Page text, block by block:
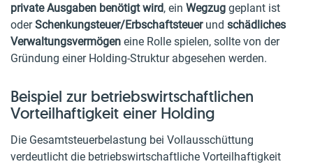
private Ausgaben benötigt wird, ein Wegzug geplant ist
oderSchenkungsteuer/Erbschaftsteuerund schädliches
Verwaltungsvermögen eine Rolle spielen, sollte von der
Gründung einer Holding-Struktur abgesehen werden.
Beispiel zur betriebswirtschaftlichen
Vorteilhaftigkeit einer Holding
Die Gesamtsteuerbelastung bei Vollausschüttung
verdeutlicht die betriebswirtschaftliche Vorteilhaftigkeit